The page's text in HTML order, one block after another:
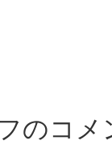
のコメ